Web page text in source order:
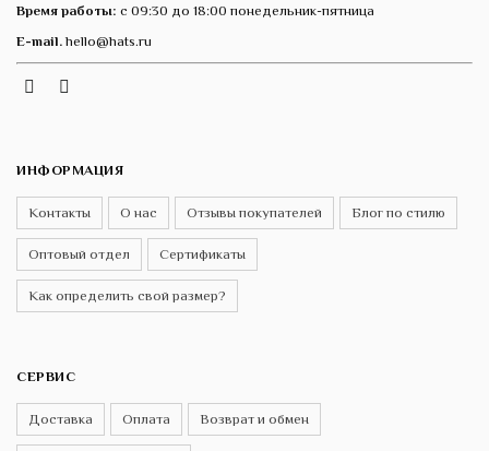
Время работы: с 09:30 до 18:00 понедельник-пятница
E-mail. hello@hats.ru
Instagram
ИНФОРМАЦИЯ
Контакты О нас Отзывы покупателей Блог по стилю
Оптовый отдел Сертификаты
Как определить свой размер?
СЕРВИС
Доставка Оплата Возврат и обмен